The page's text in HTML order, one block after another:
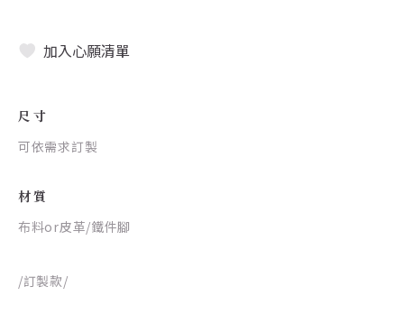
加入心願清單
尺寸
可依需求訂製
材質
布料or皮革/鐵件腳
/訂製款/